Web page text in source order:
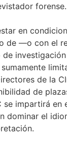
forense.
en
de —o con el
de la
de
se impartirá en
dominar el